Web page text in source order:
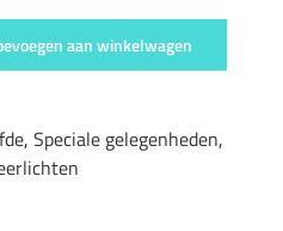
aan winkelwagen
, Speciale gelegenheden,